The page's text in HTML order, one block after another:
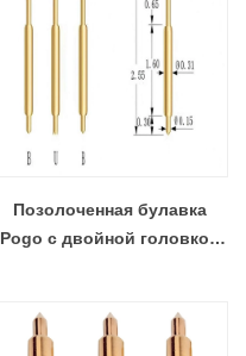
Позолоченная булавка
Pogo с двойной головкой